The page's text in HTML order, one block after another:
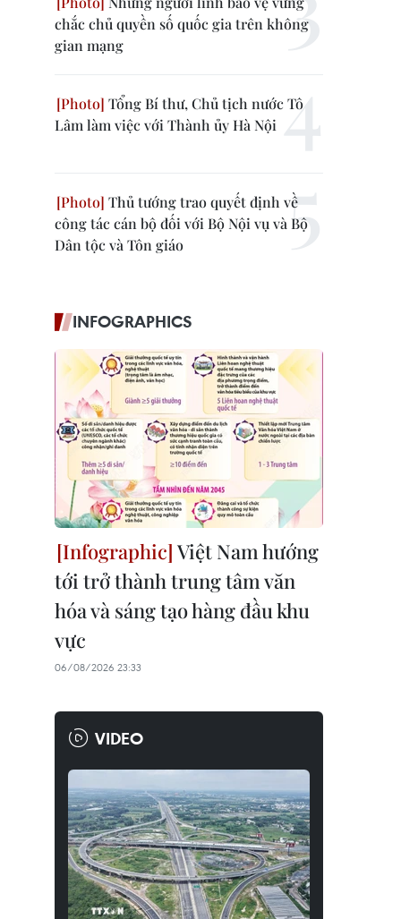
chắc chủ quyền số quốc gia trên không
gian mạng
Tổng Bí thư, Chủ tịch nước Tô
Lâm làm việc với Thành ủy Hà Nội
Thủ tướng trao quyết định về
công tác cán bộ đối với Bộ Nội vụ và Bộ
Dân tộc và Tôn giáo
INFOGRAPHICS
Việt Nam hướng
tới trở thành trung tâm văn
hóa và sáng tạo hàng đầu khu
vực
06/08/2026 23:33
VIDEO